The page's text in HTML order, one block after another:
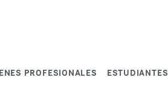
PROFESIONALES ESTUDIANTES